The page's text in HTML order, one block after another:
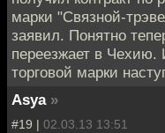
марки "Связной-
заявил. Понятно
переезжает в Чехию.
торговой марки
Asya »
#19 | 02.03.13 13:51